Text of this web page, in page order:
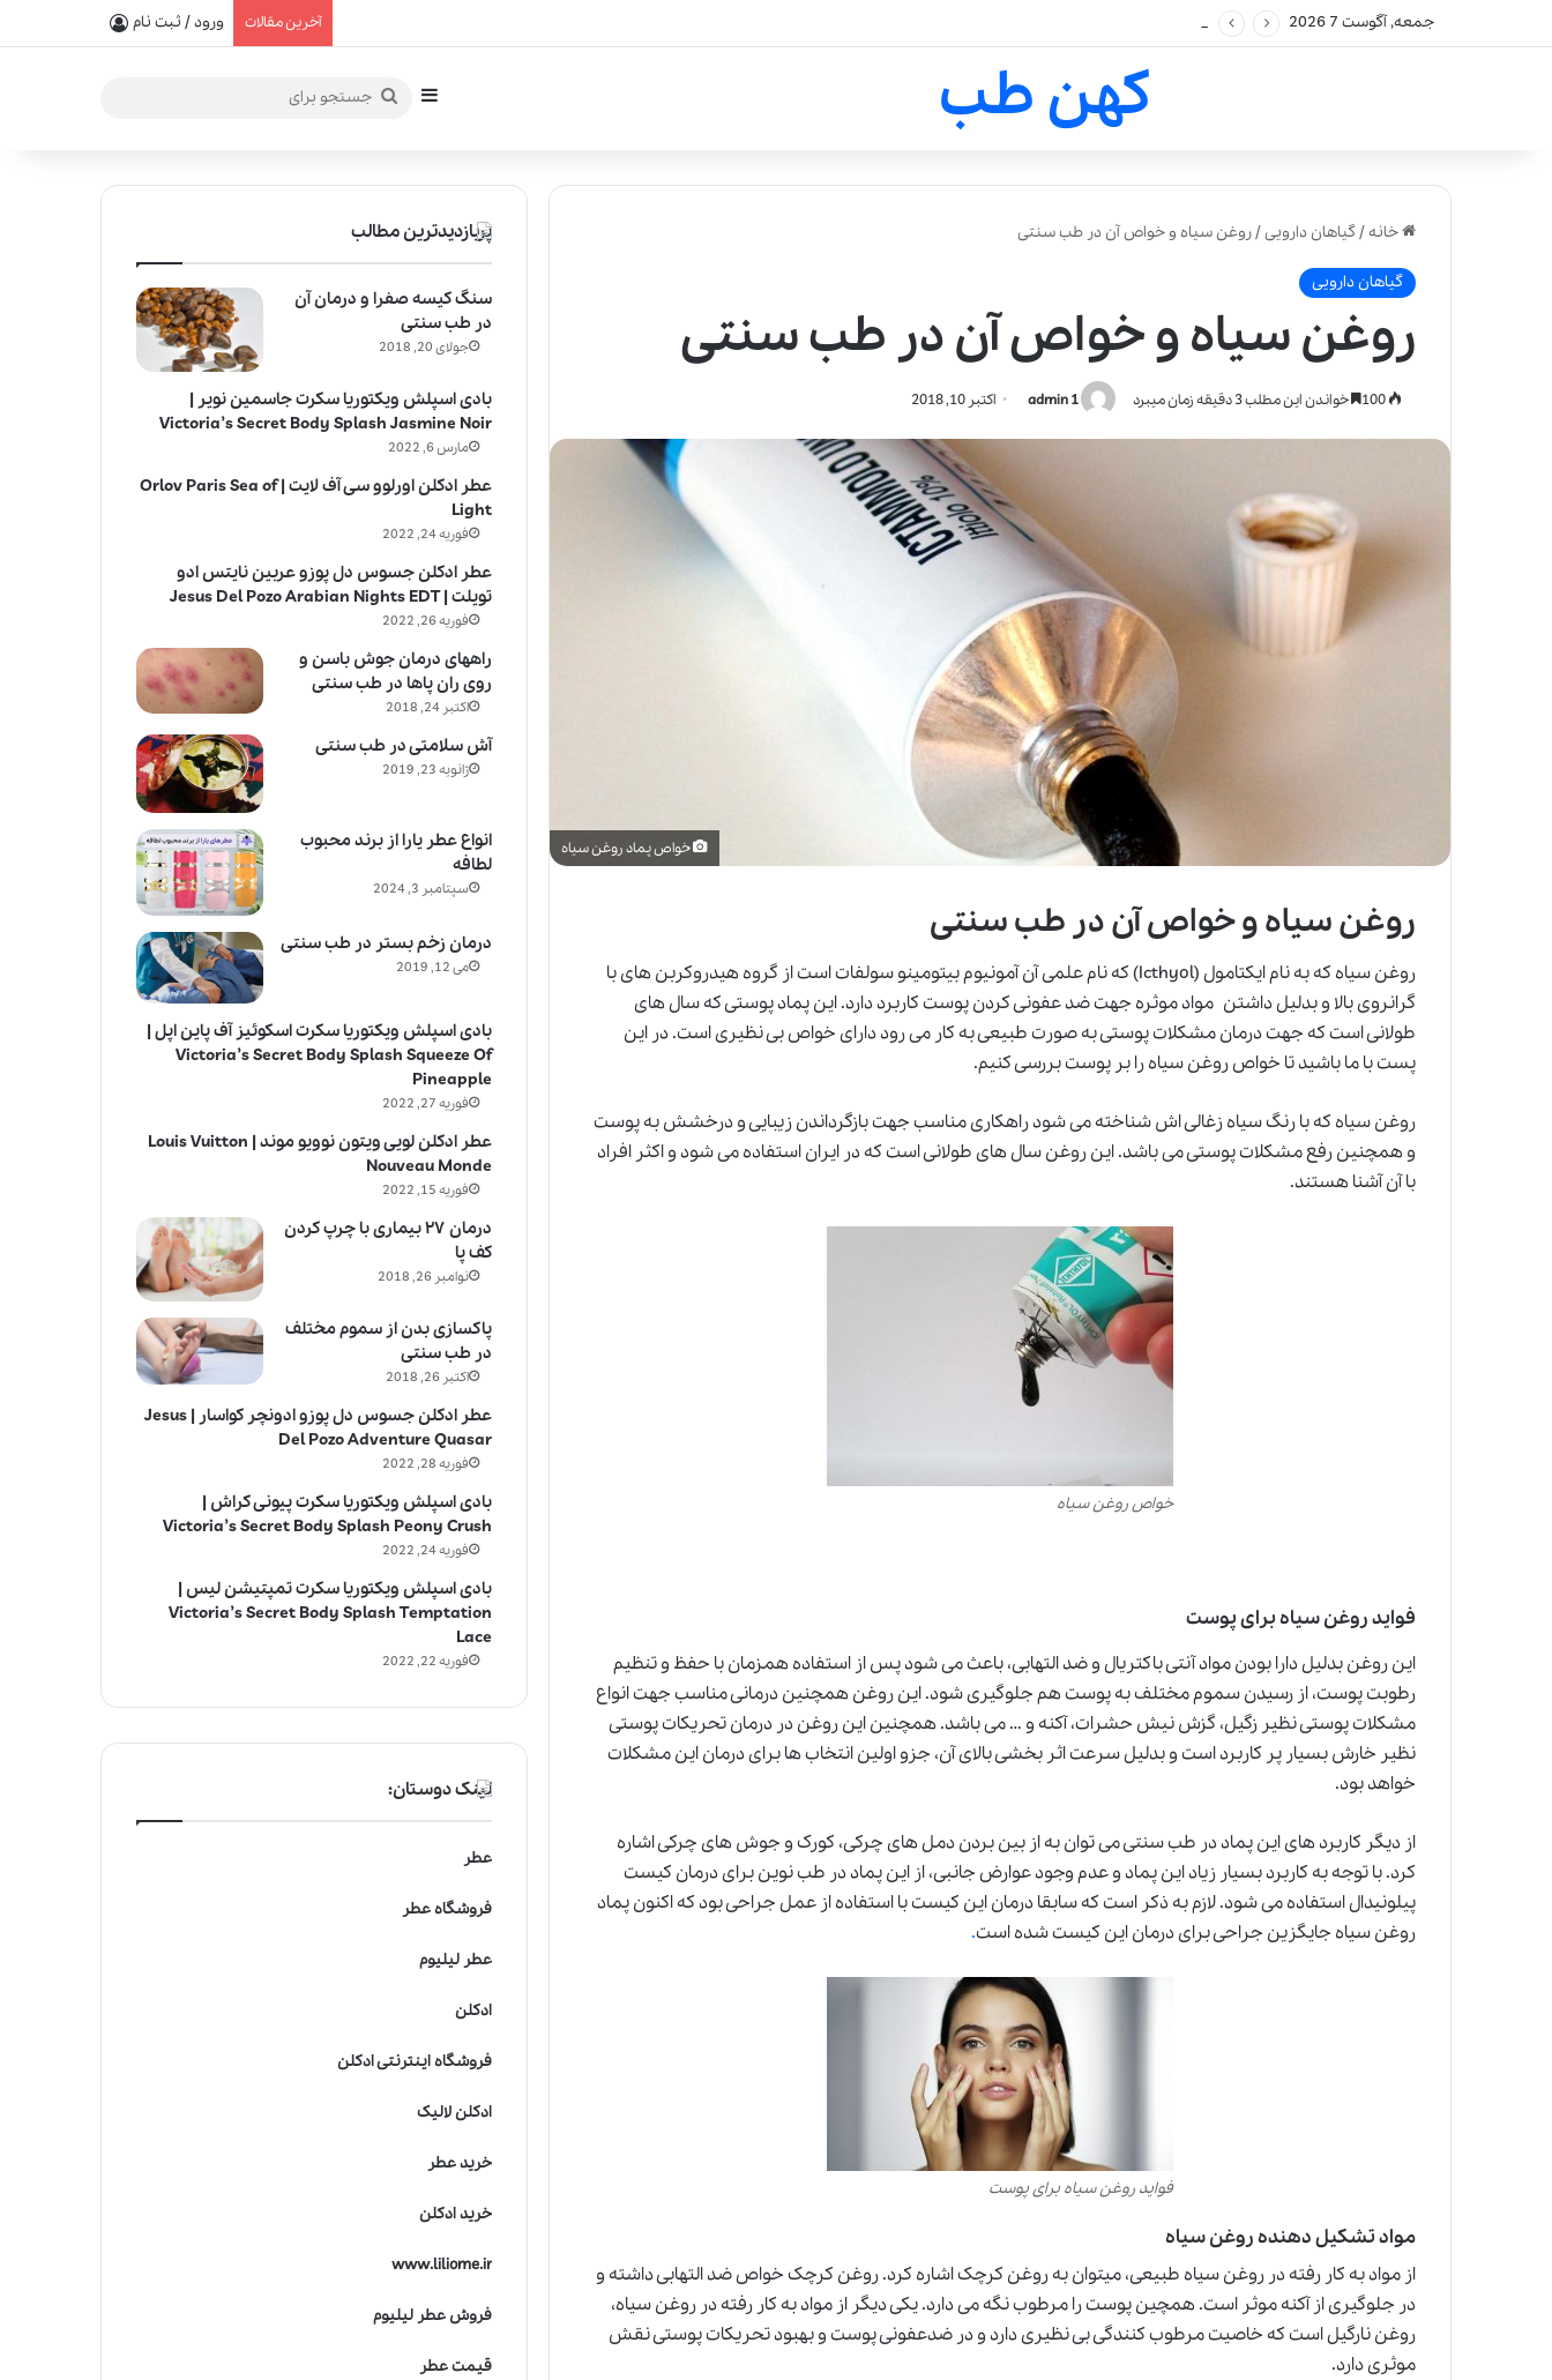
جمعه, آگوست 7 2026 آخرین مقالات ورود / ثبت نام
کهن طب سایدبارجستجو
خانه/ گیاهان دارویی/روغن سیاه و خواص آن در طب سنتی
گیاهان دارویی
روغن سیاه و خواص آن در طب سنتی
admin 1 اکتبر 10, 2018 خواندن این مطلب 3 دقیقه زمان میبرد
خواص پماد روغن سیاه
روغن سیاه و خواص آن در طب سنتی
روغن سیاه که به نام ایکتامول (Icthyol) که نام علمی آن آمونیوم بیتومینو سولفات است از گروه هیدروکربن های با
گرانروی بالا و بدلیل داشتن مواد موثره جهت ضد عفونی کردن پوست کاربرد دارد. این پماد پوستی که سال های
طولانی است که جهت درمان مشکلات پوستی به صورت طبیعی به کار می رود دارای خواص بی نظیری است. در این
پست با ما باشید تا خواص روغن سیاه را بر پوست بررسی کنیم.
روغن سیاه که با رنگ سیاه زغالی اش شناخته می شود راهکاری مناسب جهت بازگرداندن زیبایی و درخشش به پوست
و همچنین رفع مشکلات پوستی می باشد. این روغن سال های طولانی است که در ایران استفاده می شود و اکثر افراد
با آن آشنا هستند.
خواص روغن سیاه
فواید روغن سیاه برای پوست
این روغن بدلیل دارا بودن مواد آنتی باکتریال و ضد التهابی، باعث می شود پس از استفاده همزمان با حفظ و تنظیم
رطوبت پوست، از رسیدن سموم مختلف به پوست هم جلوگیری شود. این روغن همچنین درمانی مناسب جهت انواع
مشکلات پوستی نظیر زگیل، گزش نیش حشرات، آکنه و … می باشد. همچنین این روغن در درمان تحریکات پوستی
نظیر خارش بسیار پر کاربرد است و بدلیل سرعت اثر بخشی بالای آن، جزو اولین انتخاب ها برای درمان این مشکلات
خواهد بود.
از دیگر کاربرد های این پماد در طب سنتیمی توان به از بین بردن دمل های چرکی، کورک و جوش های چرکی اشاره
کرد. با توجه به کاربرد بسیار زیاد این پماد و عدم وجود عوارض جانبی، از این پماد در طب نوین برای درمان کیست
پیلونیدال استفاده می شود. لازم به ذکر است که سابقا درمان این کیست با استفاده از عمل جراحی بود که اکنون پماد
روغن سیاه جایگزین جراحی برای درمان این کیست شده است.
فواید روغن سیاه برای پوست
مواد تشکیل دهنده روغن سیاه
از مواد به کار رفته در روغن سیاه طبیعی، میتوان به روغن کرچک اشاره کرد. روغن کرچک خواص ضد التهابی داشته و
در جلوگیری از آکنه موثر است. همچین پوست را مرطوب نگه می دارد. یکی دیگر از مواد به کار رفته در روغن سیاه،
روغن نارگیل است که خاصیت مرطوب کنندگی بی نظیری دارد و در ضدعفونی پوست و بهبود تحریکات پوستی نقش
موثری دارد.
پربازدیدترین مطالب
سنگ کیسه صفرا و درمان آن
در طب سنتی
جولای 20, 2018
بادی اسپلش ویکتوریا سکرت جاسمین نویر |
Victoria’s Secret Body Splash Jasmine Noir
مارس 6, 2022
عطر ادکلن اورلوو سی آف لایت | Orlov Paris Sea of
Light
فوریه 24, 2022
عطر ادکلن جسوس دل پوزو عربین نایتس ادو
تویلت | Jesus Del Pozo Arabian Nights EDT
فوریه 26, 2022
راههای درمان جوش باسن و
روی ران پاها در طب سنتی
اکتبر 24, 2018
آش سلامتی در طب سنتی
ژانویه 23, 2019
انواع عطر یارا از برند محبوب
لطافه
سپتامبر 3, 2024
درمان زخم بستر در طب سنتی
می 12, 2019
بادی اسپلش ویکتوریا سکرت اسکوئیز آف پاین اپل |
Victoria’s Secret Body Splash Squeeze Of
Pineapple
فوریه 27, 2022
عطر ادکلن لویی ویتون نوویو موند | Louis Vuitton
Nouveau Monde
فوریه 15, 2022
درمان ۲۷ بیماری با چرپ کردن
کف پا
نوامبر 26, 2018
پاکسازی بدن از سموم مختلف
در طب سنتی
اکتبر 26, 2018
عطر ادکلن جسوس دل پوزو ادونچر کواسار | Jesus
Del Pozo Adventure Quasar
فوریه 28, 2022
بادی اسپلش ویکتوریا سکرت پیونی کراش |
Victoria’s Secret Body Splash Peony Crush
فوریه 24, 2022
بادی اسپلش ویکتوریا سکرت تمپتیشن لیس |
Victoria’s Secret Body Splash Temptation
Lace
فوریه 22, 2022
لینک دوستان:
عطر
فروشگاه عطر
عطر لیلیوم
ادکلن
فروشگاه اینترنتی ادکلن
ادکلن لالیک
خرید عطر
خرید ادکلن
www.liliome.ir
فروش عطر لیلیوم
قیمت عطر